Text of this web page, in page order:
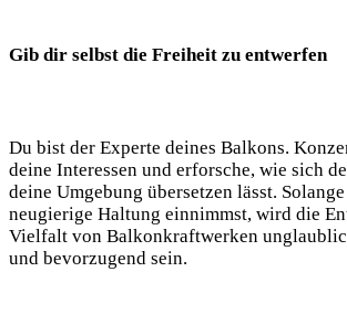
Gib dir selbst die Freiheit zu ​entwerfen
Du bist der Experte deines Balkons.
deine Interessen ⁤und erforsche, wie sich
deine Umgebung übersetzen lässt.
neugierige Haltung einnimmst,​ wird die
Vielfalt von⁢ Balkonkraftwerken
und bevorzugend sein. ‌